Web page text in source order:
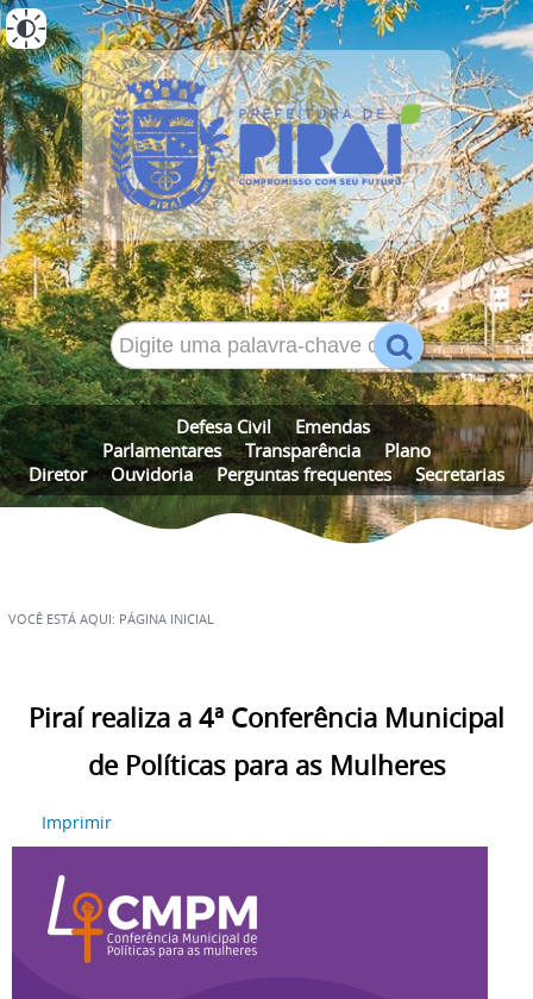
ALTO CONTRASTE MAPA DO SITE
Defesa Civil
Emendas
Parlamentares
Transparência
Plano
Diretor
Ouvidoria Perguntas frequentes Secretarias
VOCÊ ESTÁ AQUI: PÁGINA INICIAL
Piraí realiza a 4ª Conferência Municipal
de Políticas para as Mulheres
Imprimir